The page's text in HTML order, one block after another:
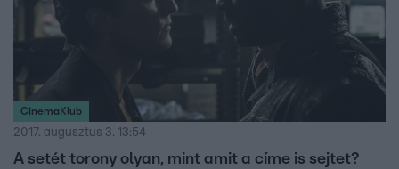
CinemaKlub
2017. augusztus 3. 13:54
A setét torony olyan, mint amit a címe is sejtet?